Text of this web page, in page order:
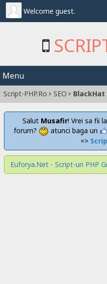
Welcome guest.
Menu
Script-PHP.Ro SEO BlackHat
Salut Musafir! Vrei sa fii
forum?
atunci baga un
=>
Euforya.Net - Script-uri PHP